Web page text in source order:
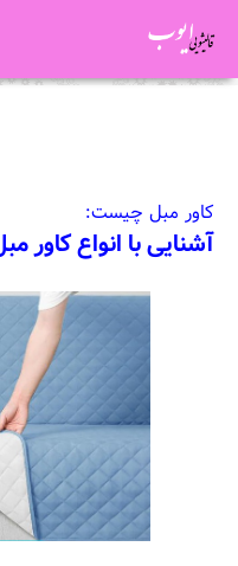
کاور مبل چیست:
آشنایی با انواع کاور